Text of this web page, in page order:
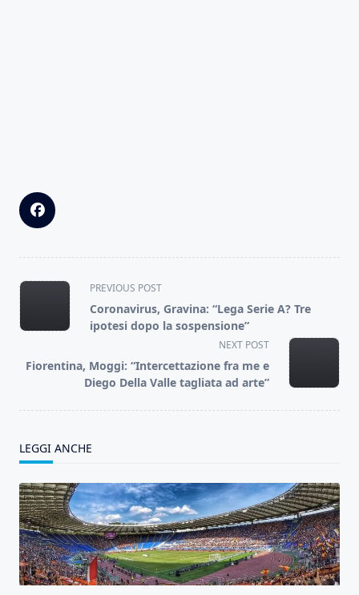
<span
class="nav-
subtitle
reader-
text">Page</span>
PREVIOUS POST
Coronavirus, Gravina: “Lega Serie A? Tre
ipotesi dopo la sospensione”
NEXT POST
Fiorentina, Moggi: “Intercettazione fra me e
Diego Della Valle tagliata ad arte”
LEGGI ANCHE